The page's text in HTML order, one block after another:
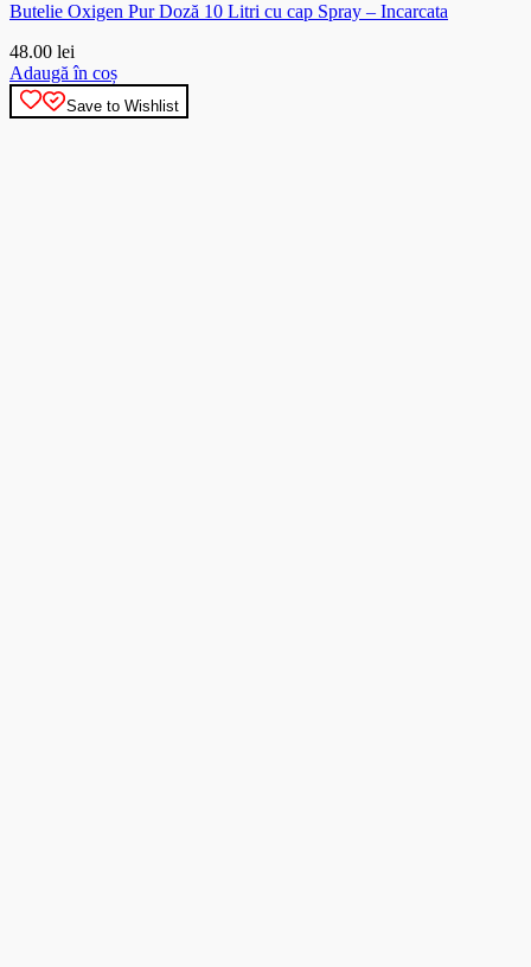
Butelie Oxigen Pur Doză 10 Litri cu cap Spray – Incarcata
48.00 lei
Adaugă în coș
Save to Wishlist